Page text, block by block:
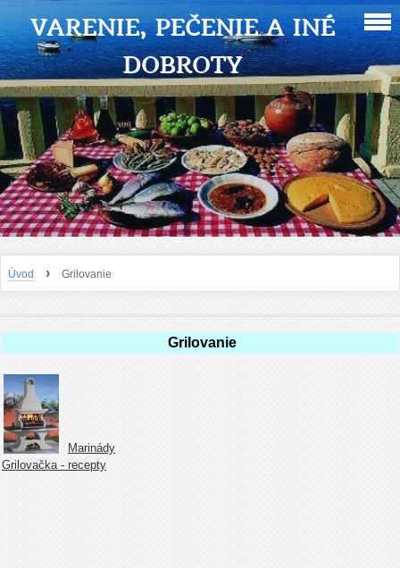
VARENIE, PEČENIE A INÉ
DOBROTY
Úvod › Grilovanie
Grilovanie
Marinády
Grilovačka - recepty